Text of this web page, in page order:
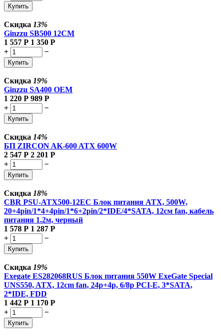
Купить
Скидка 13%
Ginzzu SB500 12CM
1 557 Р 1 350 Р
+
−
Купить
Скидка 19%
Ginzzu SA400 OEM
1 220 Р 989 Р
+
−
Купить
Скидка 14%
БП ZIRCON AK-600 ATX 600W
2 547 Р 2 201 Р
+
−
Купить
Скидка 18%
CBR PSU-ATX500-12EC Блок питания ATX, 500W,
20+4pin/1*4+4pin/1*6+2pin/2*IDE/4*SATA, 12см fan, кабель
питания 1.2м, черный
1 578 Р 1 287 Р
+
−
Купить
Скидка 19%
Exegate ES282068RUS Блок питания 550W ExeGate Special
UNS550, ATX, 12cm fan, 24p+4p, 6/8p PCI-E, 3*SATA,
2*IDE, FDD
1 442 Р 1 170 Р
+
−
Купить